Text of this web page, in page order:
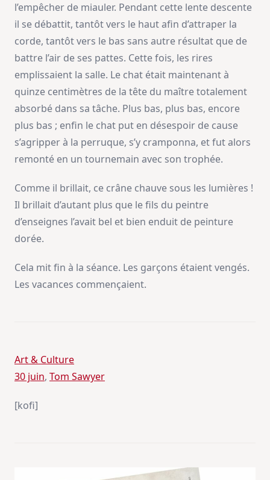
l’empêcher de miauler. Pendant cette lente descente
il se débattit, tantôt vers le haut afin d’attraper la
corde, tantôt vers le bas sans autre résultat que de
battre l’air de ses pattes. Cette fois, les rires
emplissaient la salle. Le chat était maintenant à
quinze centimètres de la tête du maître totalement
absorbé dans sa tâche. Plus bas, plus bas, encore
plus bas ; enfin le chat put en désespoir de cause
s’agripper à la perruque, s’y cramponna, et fut alors
remonté en un tournemain avec son trophée.
Comme il brillait, ce crâne chauve sous les lumières !
Il brillait d’autant plus que le fils du peintre
d’enseignes l’avait bel et bien enduit de peinture
dorée.
Cela mit fin à la séance. Les garçons étaient vengés.
Les vacances commençaient.
Art & Culture
30 juin, Tom Sawyer
[kofi]